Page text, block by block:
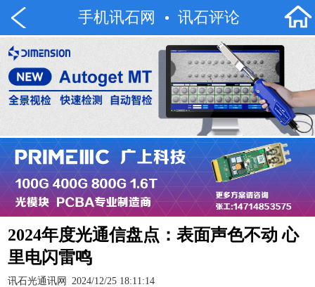
手机讯石网 讯石评论
2024年度光通信盘点：表面声色不动 心
里电闪雷鸣
讯石光通讯网 2024/12/25 18:11:14